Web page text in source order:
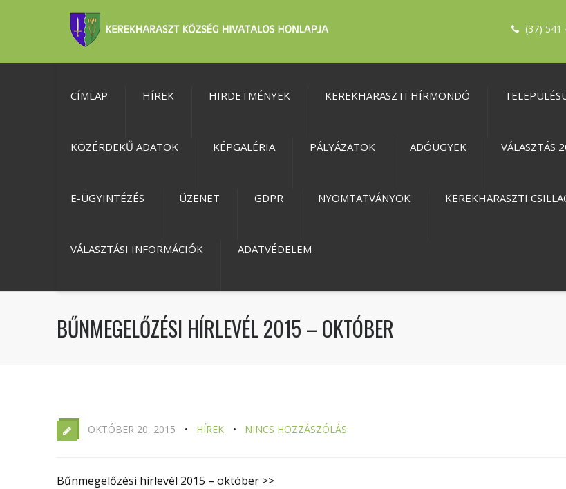
(37) 541
CÍMLAP HÍREK HIRDETMÉNYEK KEREKHARASZTI HÍRMONDÓ
KÖZÉRDEKŰ ADATOK KÉPGALÉRIA PÁLYÁZATOK ADÓÜGYEK VÁLASZTÁS
E-ÜGYINTÉZÉS ÜZENET GDPR NYOMTATVÁNYOK KEREKHARASZTI
VÁLASZTÁSI INFORMÁCIÓK ADATVÉDELEM
BŰNMEGELŐZÉSI HÍRLEVÉL 2015 – OKTÓBER
OKTÓBER 20, 2015 HÍREK NINCS HOZZÁSZÓLÁS
Bűnmegelőzési hírlevél 2015 – október >>